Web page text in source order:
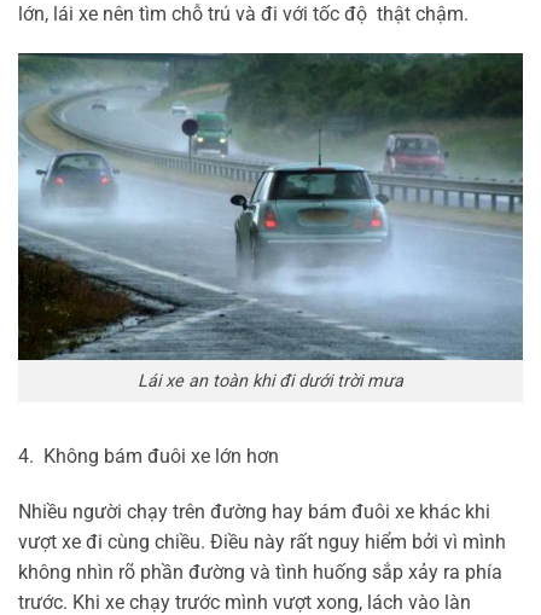
lớn, lái xe nên tìm chỗ trú và đi với tốc độ thật chậm.
Lái xe an toàn khi đi dưới trời mưa
4. Không bám đuôi xe lớn hơn
Nhiều người chạy trên đường hay bám đuôi xe khác khi
vượt xe đi cùng chiều. Điều này rất nguy hiểm bởi vì mình
không nhìn rõ phần đường và tình huống sắp xảy ra phía
trước. Khi xe chạy trước mình vượt xong, lách vào làn